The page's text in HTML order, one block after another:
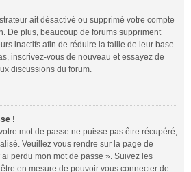
ait désactivé ou supprimé votre compte
De plus, beaucoup de forums suppriment
inactifs afin de réduire la taille de leur base
inscrivez-vous de nouveau et essayez de
discussions du forum.
!
mot de passe ne puisse pas être récupéré,
Veuillez vous rendre sur la page de
perdu mon mot de passe ». Suivez les
en mesure de pouvoir vous connecter de